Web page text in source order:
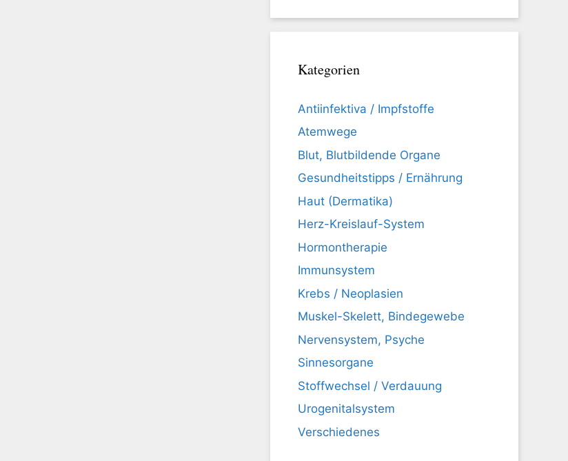
Kategorien
Antiinfektiva / Impfstoffe
Atemwege
Blut, Blutbildende Organe
Gesundheitstipps / Ernährung
Haut (Dermatika)
Herz-Kreislauf-System
Hormontherapie
Immunsystem
Krebs / Neoplasien
Muskel-Skelett, Bindegewebe
Nervensystem, Psyche
Sinnesorgane
Stoffwechsel / Verdauung
Urogenitalsystem
Verschiedenes